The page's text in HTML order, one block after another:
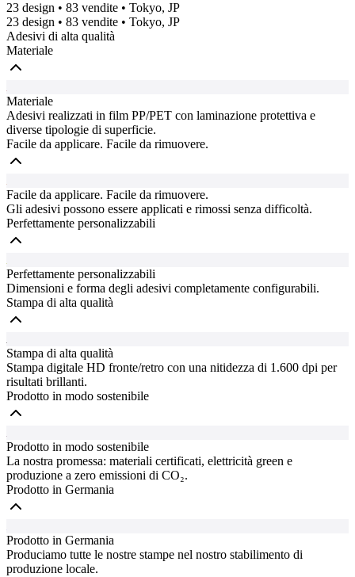
23 design • 83 vendite • Tokyo, JP
23 design • 83 vendite • Tokyo, JP
Adesivi di alta qualità
Materiale
Materiale
Adesivi realizzati in film PP/PET con laminazione protettiva e
diverse tipologie di superficie.
Facile da applicare. Facile da rimuovere.
Facile da applicare. Facile da rimuovere.
Gli adesivi possono essere applicati e rimossi senza difficoltà.
Perfettamente personalizzabili
Perfettamente personalizzabili
Dimensioni e forma degli adesivi completamente configurabili.
Stampa di alta qualità
Stampa di alta qualità
Stampa digitale HD fronte/retro con una nitidezza di 1.600 dpi per
risultati brillanti.
Prodotto in modo sostenibile
Prodotto in modo sostenibile
La nostra promessa: materiali certificati, elettricità green e
produzione a zero emissioni di CO₂.
Prodotto in Germania
Prodotto in Germania
Produciamo tutte le nostre stampe nel nostro stabilimento di
produzione locale.